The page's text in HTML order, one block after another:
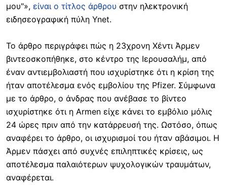
μου"», είναι ο τίτλος άρθρου στην ηλεκτρονική
ειδησεογραφική πύλη Ynet.
Το άρθρο περιγράφει πώς η 23χρονη Χέντι Άρμεν
βιντεοσκοπήθηκε, στο κέντρο της Ιερουσαλήμ, από
έναν αντιεμβολιαστή που ισχυρίστηκε ότι η κρίση της
ήταν αποτέλεσμα ενός εμβολίου της Pfizer. Σύμφωνα
με το άρθρο, ο άνδρας που ανέβασε το βίντεο
ισχυρίστηκε ότι η Armen είχε κάνει το εμβόλιο μόλις
24 ώρες πριν από την κατάρρευσή της. Ωστόσο, όπως
αναφέρει το άρθρο, οι ισχυρισμοί του ήταν αβάσιμοι. Η
Άρμεν πάσχει από συχνές επιληπτικές κρίσεις, ως
αποτέλεσμα παλαιότερων ψυχολογικών τραυμάτων,
αναφέρεται.